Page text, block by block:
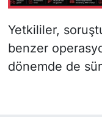
Yetkililer,
benzer
dönemde de